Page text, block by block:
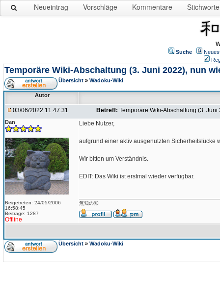
Neueintrag Vorschläge Kommentare Stichworte
Suche
Temporäre Wiki-Abschaltung (3. Juni 2022), nun
Übersicht » Wadoku-Wiki
Autor
03/06/2022 11:47:31 Betreff: Temporäre Wiki-Abschaltung (3.
Dan
Beigetreten: 24/05/2006
16:58:45
Beiträge: 1287
Offline
Liebe Nutzer,
aufgrund einer aktiv ausgenutzten Sicherheitslücke
Wir bitten um Verständnis.
EDIT: Das Wiki ist erstmal wieder verfügbar.
無知の知
Übersicht » Wadoku-Wiki